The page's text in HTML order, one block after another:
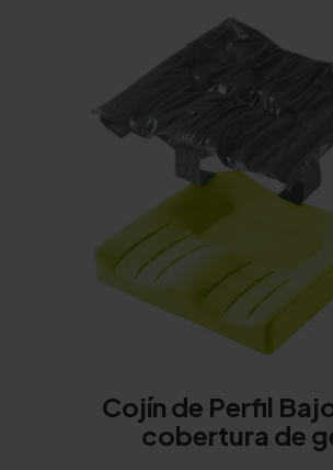
Cojín de Perfil
cobertura de